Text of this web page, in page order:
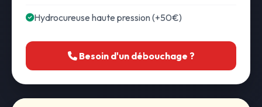
Hydrocureuse haute pression (+50€)
Besoin d'un débouchage ?